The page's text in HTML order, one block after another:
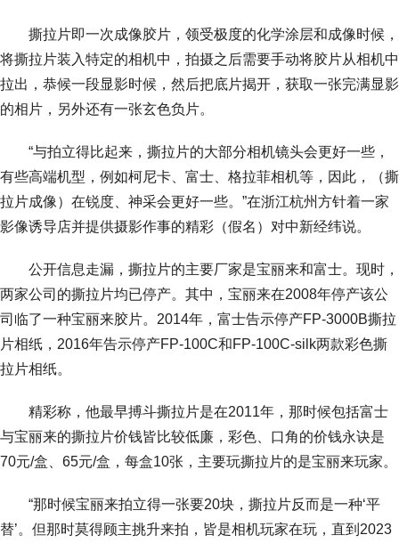
撕拉片即一次成像胶片，领受极度的化学涂层和成像时候，
将撕拉片装入特定的相机中，拍摄之后需要手动将胶片从相机中
拉出，恭候一段显影时候，然后把底片揭开，获取一张完满显影
的相片，另外还有一张玄色负片。
“与拍立得比起来，撕拉片的大部分相机镜头会更好一些，
有些高端机型，例如柯尼卡、富士、格拉菲相机等，因此，（撕
拉片成像）在锐度、神采会更好一些。”在浙江杭州方针着一家
影像诱导店并提供摄影作事的精彩（假名）对中新经纬说。
公开信息走漏，撕拉片的主要厂家是宝丽来和富士。现时，
两家公司的撕拉片均已停产。其中，宝丽来在2008年停产该公
司临了一种宝丽来胶片。2014年，富士告示停产FP-3000B撕拉
片相纸，2016年告示停产FP-100C和FP-100C-silk两款彩色撕
拉片相纸。
精彩称，他最早搏斗撕拉片是在2011年，那时候包括富士
与宝丽来的撕拉片价钱皆比较低廉，彩色、口角的价钱永诀是
70元/盒、65元/盒，每盒10张，主要玩撕拉片的是宝丽来玩家。
“那时候宝丽来拍立得一张要20块，撕拉片反而是一种‘平
替’。但那时莫得顾主挑升来拍，皆是相机玩家在玩，直到2023